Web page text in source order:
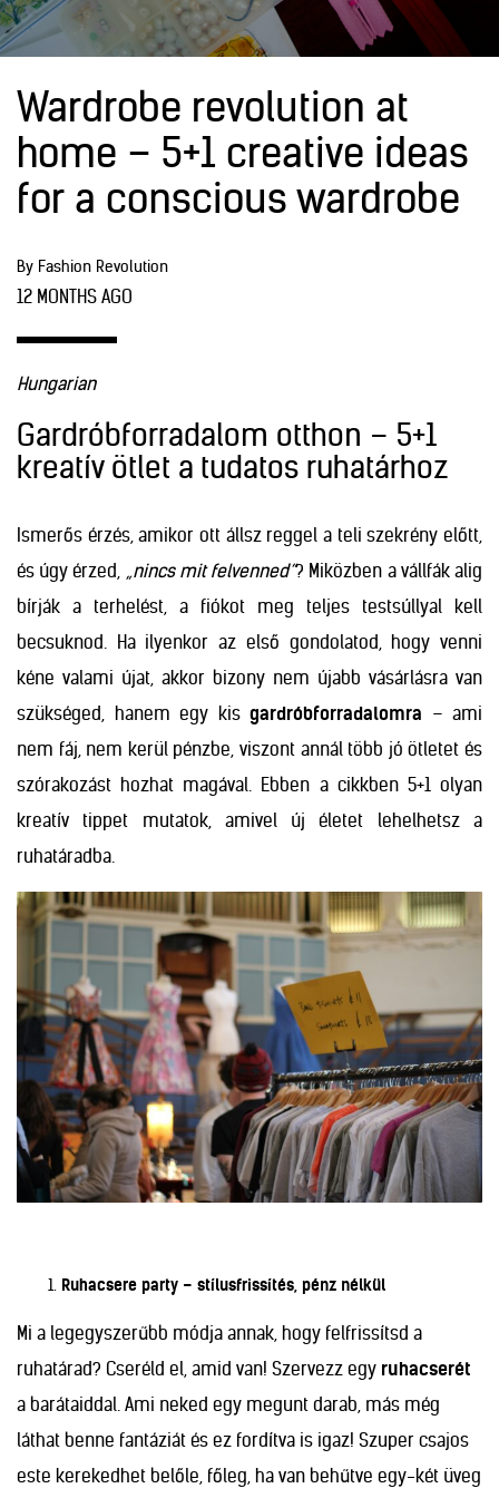
Wardrobe revolution at
home – 5+1 creative ideas
for a conscious wardrobe
By Fashion Revolution
12 MONTHS AGO
Hungarian
Gardróbforradalom otthon – 5+1
kreatív ötlet a tudatos ruhatárhoz
Ismerős érzés, amikor ott állsz reggel a teli szekrény előtt,
és úgy érzed, „nincs mit felvenned”? Miközben a vállfák alig
bírják a terhelést, a fiókot meg teljes testsúllyal kell
becsuknod. Ha ilyenkor az első gondolatod, hogy venni
kéne valami újat, akkor bizony nem újabb vásárlásra van
szükséged, hanem egy kis gardróbforradalomra – ami
nem fáj, nem kerül pénzbe, viszont annál több jó ötletet és
szórakozást hozhat magával. Ebben a cikkben 5+1 olyan
kreatív tippet mutatok, amivel új életet lehelhetsz a
ruhatáradba.
Ruhacsere party – stílusfrissítés, pénz nélkül
Mi a legegyszerűbb módja annak, hogy felfrissítsd a
ruhatárad? Cseréld el, amid van! Szervezz egy ruhacserét
a barátaiddal. Ami neked egy megunt darab, más még
láthat benne fantáziát és ez fordítva is igaz! Szuper csajos
este kerekedhet belőle, főleg, ha van behűtve egy-két üveg